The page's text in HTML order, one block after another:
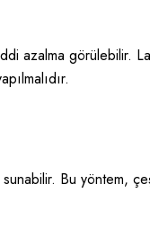
azalma görülebilir.
Bu yöntem,